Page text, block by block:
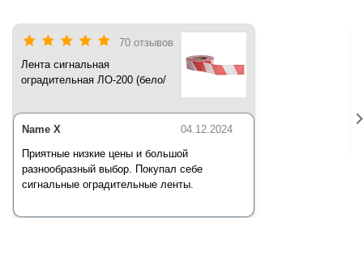
70 отзывов
Лента сигнальная
оградительная ЛО-200 (бело/
04.12.2024
Name X
Приятные низкие цены и большой
разнообразный выбор. Покупал себе
сигнальные оградительные ленты.